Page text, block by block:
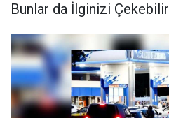
Bunlar da İlginizi Çekebilir